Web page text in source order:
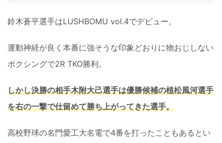
鈴木蒼平選手はLUSHBOMU vol.4でデビュー。
運動神経が良く本番に強そうな印象どおりに物おじしない
ボクシングで2R TKO勝利。
しかし決勝の相手木附大己選手は優勝候補の植松風河選手
を右の一撃で仕留めて勝ち上がってきた選手。
高校野球の名門愛工大名電で4番を打ったこともあるとい